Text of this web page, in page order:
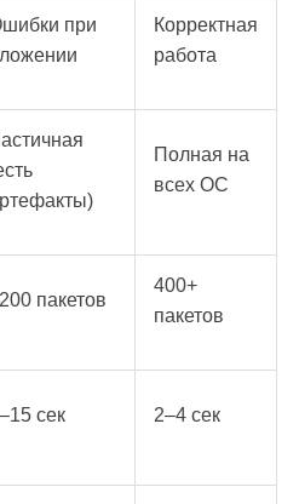
при
Корректная
работа
Полная на
всех ОС
пакетов
400+
пакетов
сек 2–4 сек